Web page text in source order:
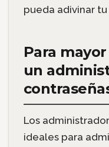
pueda adivinar
Para
un
Los
ideales para